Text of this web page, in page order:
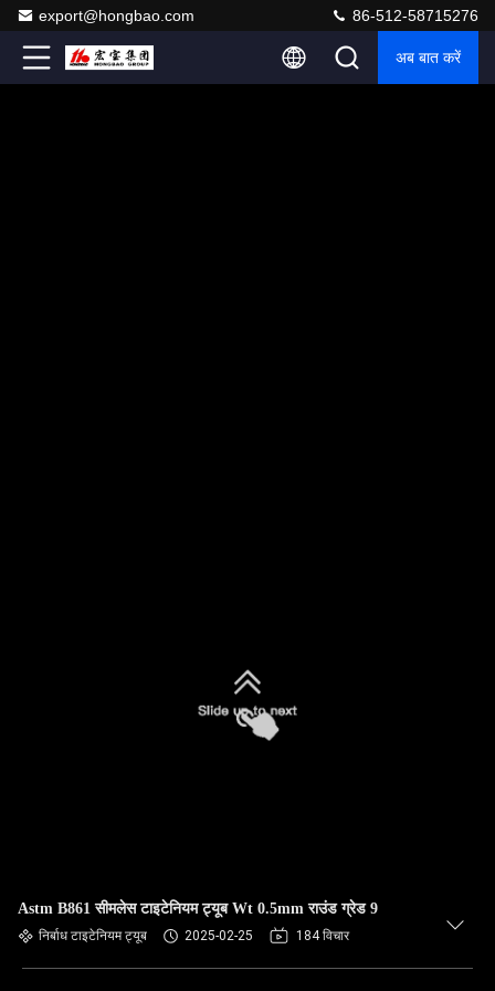
export@hongbao.com 86-512-58715276
अब बात करें
Astm B861 सीमलेस टाइटेनियम ट्यूब Wt 0.5mm राउंड ग्रेड 9
निर्बाध टाइटेनियम ट्यूब 2025-02-25 184 विचार